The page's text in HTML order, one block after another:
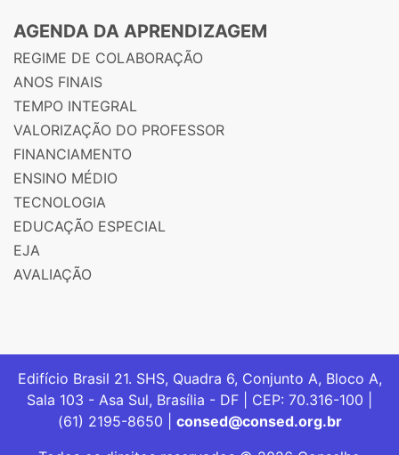
AGENDA DA APRENDIZAGEM
REGIME DE COLABORAÇÃO
ANOS FINAIS
TEMPO INTEGRAL
VALORIZAÇÃO DO PROFESSOR
FINANCIAMENTO
ENSINO MÉDIO
TECNOLOGIA
EDUCAÇÃO ESPECIAL
EJA
AVALIAÇÃO
Edifício Brasil 21. SHS, Quadra 6, Conjunto A, Bloco A,
Sala 103 - Asa Sul, Brasília - DF | CEP: 70.316-100 |
(61) 2195-8650 | consed@consed.org.br